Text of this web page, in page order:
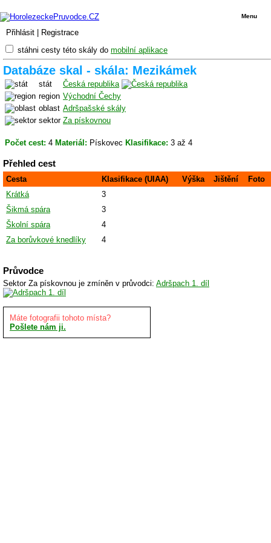
Přihlásit Registrace
Menu
stáhni cesty této skály do mobilní aplikace
Databáze skal - skála: Mezikámek
stát
Česká republika
region Východní Čechy
oblast Adršpašské skály
sektor Za pískovnou
Počet cest: 4 Materiál: Pískovec Klasifikace: 3 až 4
Přehled cest
Cesta Klasifikace (UIAA) Výška Jištění
Foto
Krátká
3
Šikmá spára
3
Školní spára
4
Za borůvkové knedlíky
4
Průvodce
Sektor Za pískovnou je zmíněn v průvodci: Adršpach 1. díl
Máte fotografii tohoto místa?
Pošlete nám ji.